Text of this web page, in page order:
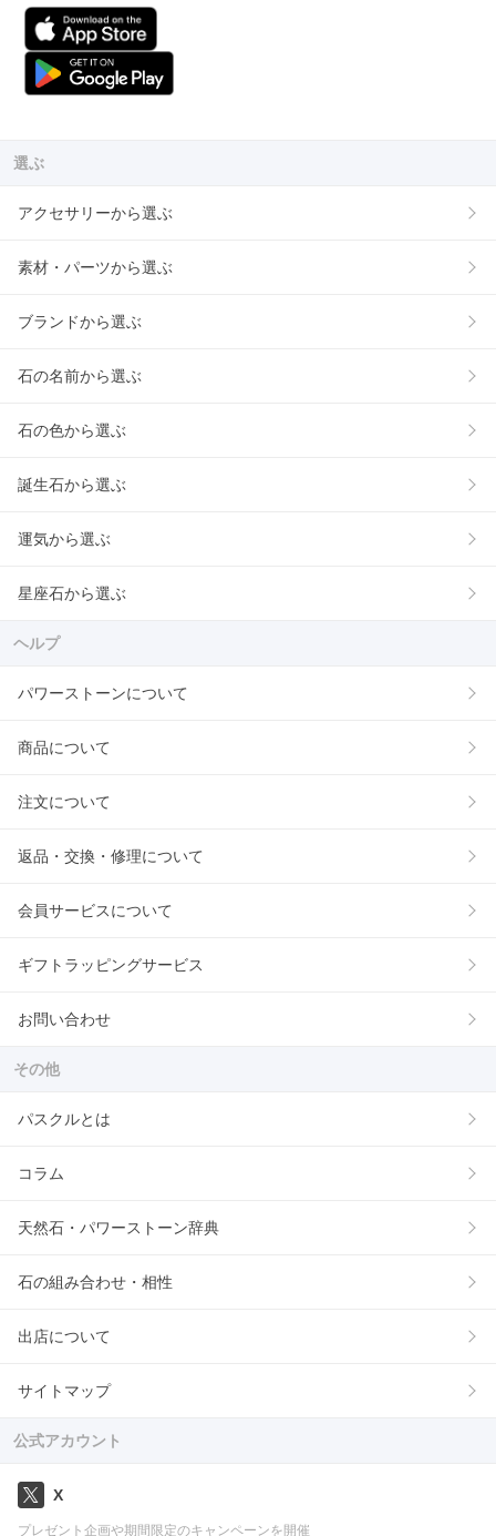
選ぶ
アクセサリーから選ぶ
素材・パーツから選ぶ
ブランドから選ぶ
石の名前から選ぶ
石の色から選ぶ
誕生石から選ぶ
運気から選ぶ
星座石から選ぶ
ヘルプ
パワーストーンについて
商品について
注文について
返品・交換・修理について
会員サービスについて
ギフトラッピングサービス
お問い合わせ
その他
パスクルとは
コラム
天然石・パワーストーン辞典
石の組み合わせ・相性
出店について
サイトマップ
公式アカウント
X
プレゼント企画や期間限定のキャンペーンを開催